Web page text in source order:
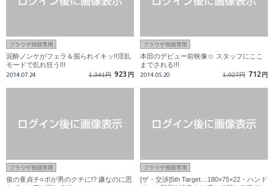
ブラウザ視聴専用
泥酔ノンケがフェラ＆掘られイキッ!!淫乱
モードで乱れ狂う!!!
2014.07.24 1,341円 923 円
ブラウザ視聴専用
本田のデビュー前映像☆ スタッフにここ
までされる!!!
2014.05.20 1,027円 712 円
ブラウザ視聴専用
俊の童貞チ○ポが男のクチに!? 嫌なのに思
ブラウザ視聴専用
[ザ・交渉]5th Target…180×75×22・ハンド